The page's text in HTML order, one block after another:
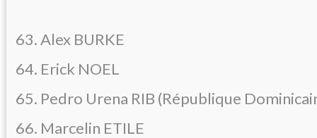
63. Alex BURKE
64. Erick NOEL
65. Pedro Urena RIB (République
66. Marcelin ETILE